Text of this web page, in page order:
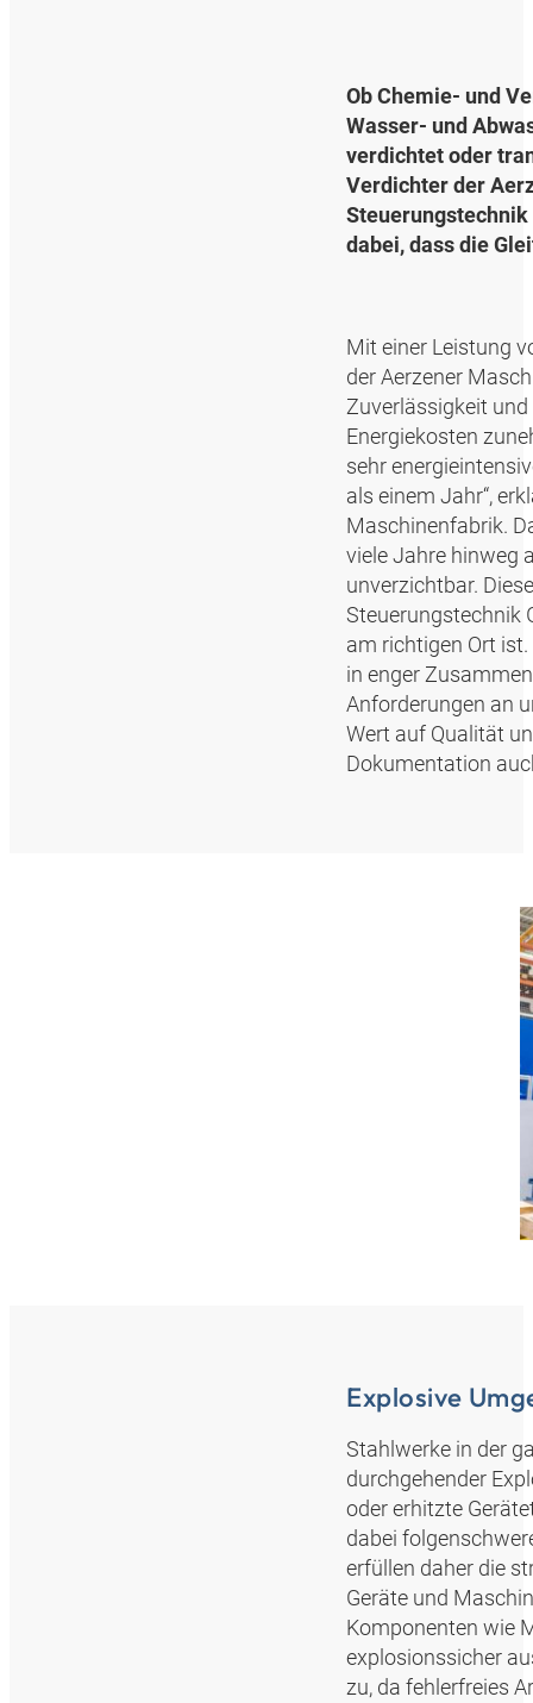
Ob Chemie- und
Wasser- und
verdichtet oder
Verdichter der
Steuerungstechnik
dabei, dass die
Mit einer Leistung
der Aerzener
Zuverlässigkeit und
Energiekosten
sehr
als einem Jahr“,
Maschinenfabrik.
viele Jahre hinweg
unverzichtbar.
Steuerungstechnik
am richtigen Ort
in enger
Anforderungen an
Wert auf Qualität
Dokumentation
Explosive
Stahlwerke in der
durchgehender
oder erhitzte
dabei
erfüllen daher die
Geräte und
Komponenten wie
explosionssicher
zu, da fehlerfreies